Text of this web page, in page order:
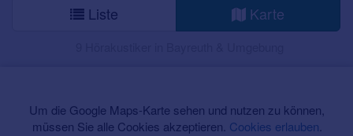
Liste Karte
Um die Google Maps-Karte sehen und nutzen zu können,
müssen Sie alle Cookies akzeptieren. Cookies erlauben.